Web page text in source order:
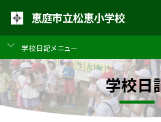
恵庭市立松恵小学校
学校日記メニュー
学校日